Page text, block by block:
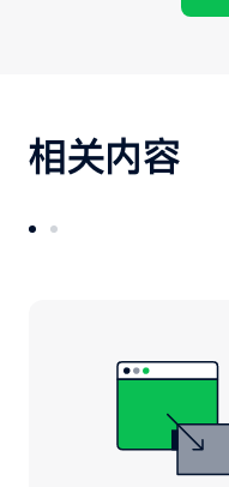
相关内容